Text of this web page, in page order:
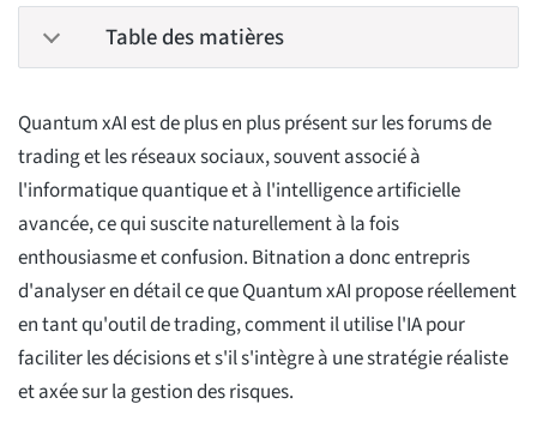
Table des matières
Quantum xAI est de plus en plus présent sur les forums de
trading et les réseaux sociaux, souvent associé à
l'informatique quantique et à l'intelligence artificielle
avancée, ce qui suscite naturellement à la fois
enthousiasme et confusion. Bitnation a donc entrepris
d'analyser en détail ce que Quantum xAI propose réellement
en tant qu'outil de trading, comment il utilise l'IA pour
faciliter les décisions et s'il s'intègre à une stratégie réaliste
et axée sur la gestion des risques.